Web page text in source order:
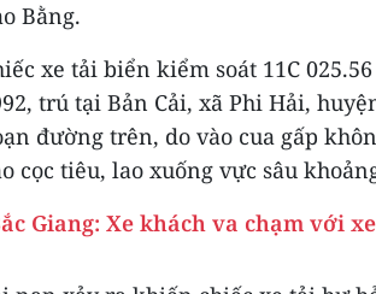
Bằng.
xe tải biển kiểm soát 11C
trú tại Bản Cải, xã Phi Hải,
đường trên, do vào cua gấp
cọc tiêu, lao xuống vực sâu
Giang: Xe khách va chạm với